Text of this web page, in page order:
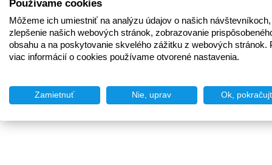
Používame cookies
Môžeme ich umiestniť na analýzu údajov o našich
zlepšenie našich webových stránok, zobrazovanie
obsahu a na poskytovanie skvelého zážitku z webových stránok.
viac informácií o cookies používame otvorené nastavenia.
Zamietnuť Nie, uprav Ok,